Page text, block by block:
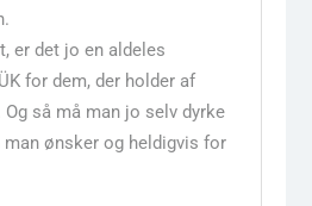
er det jo en aldeles
for dem, der holder af
så må man jo selv dyrke
ønsker og heldigvis for